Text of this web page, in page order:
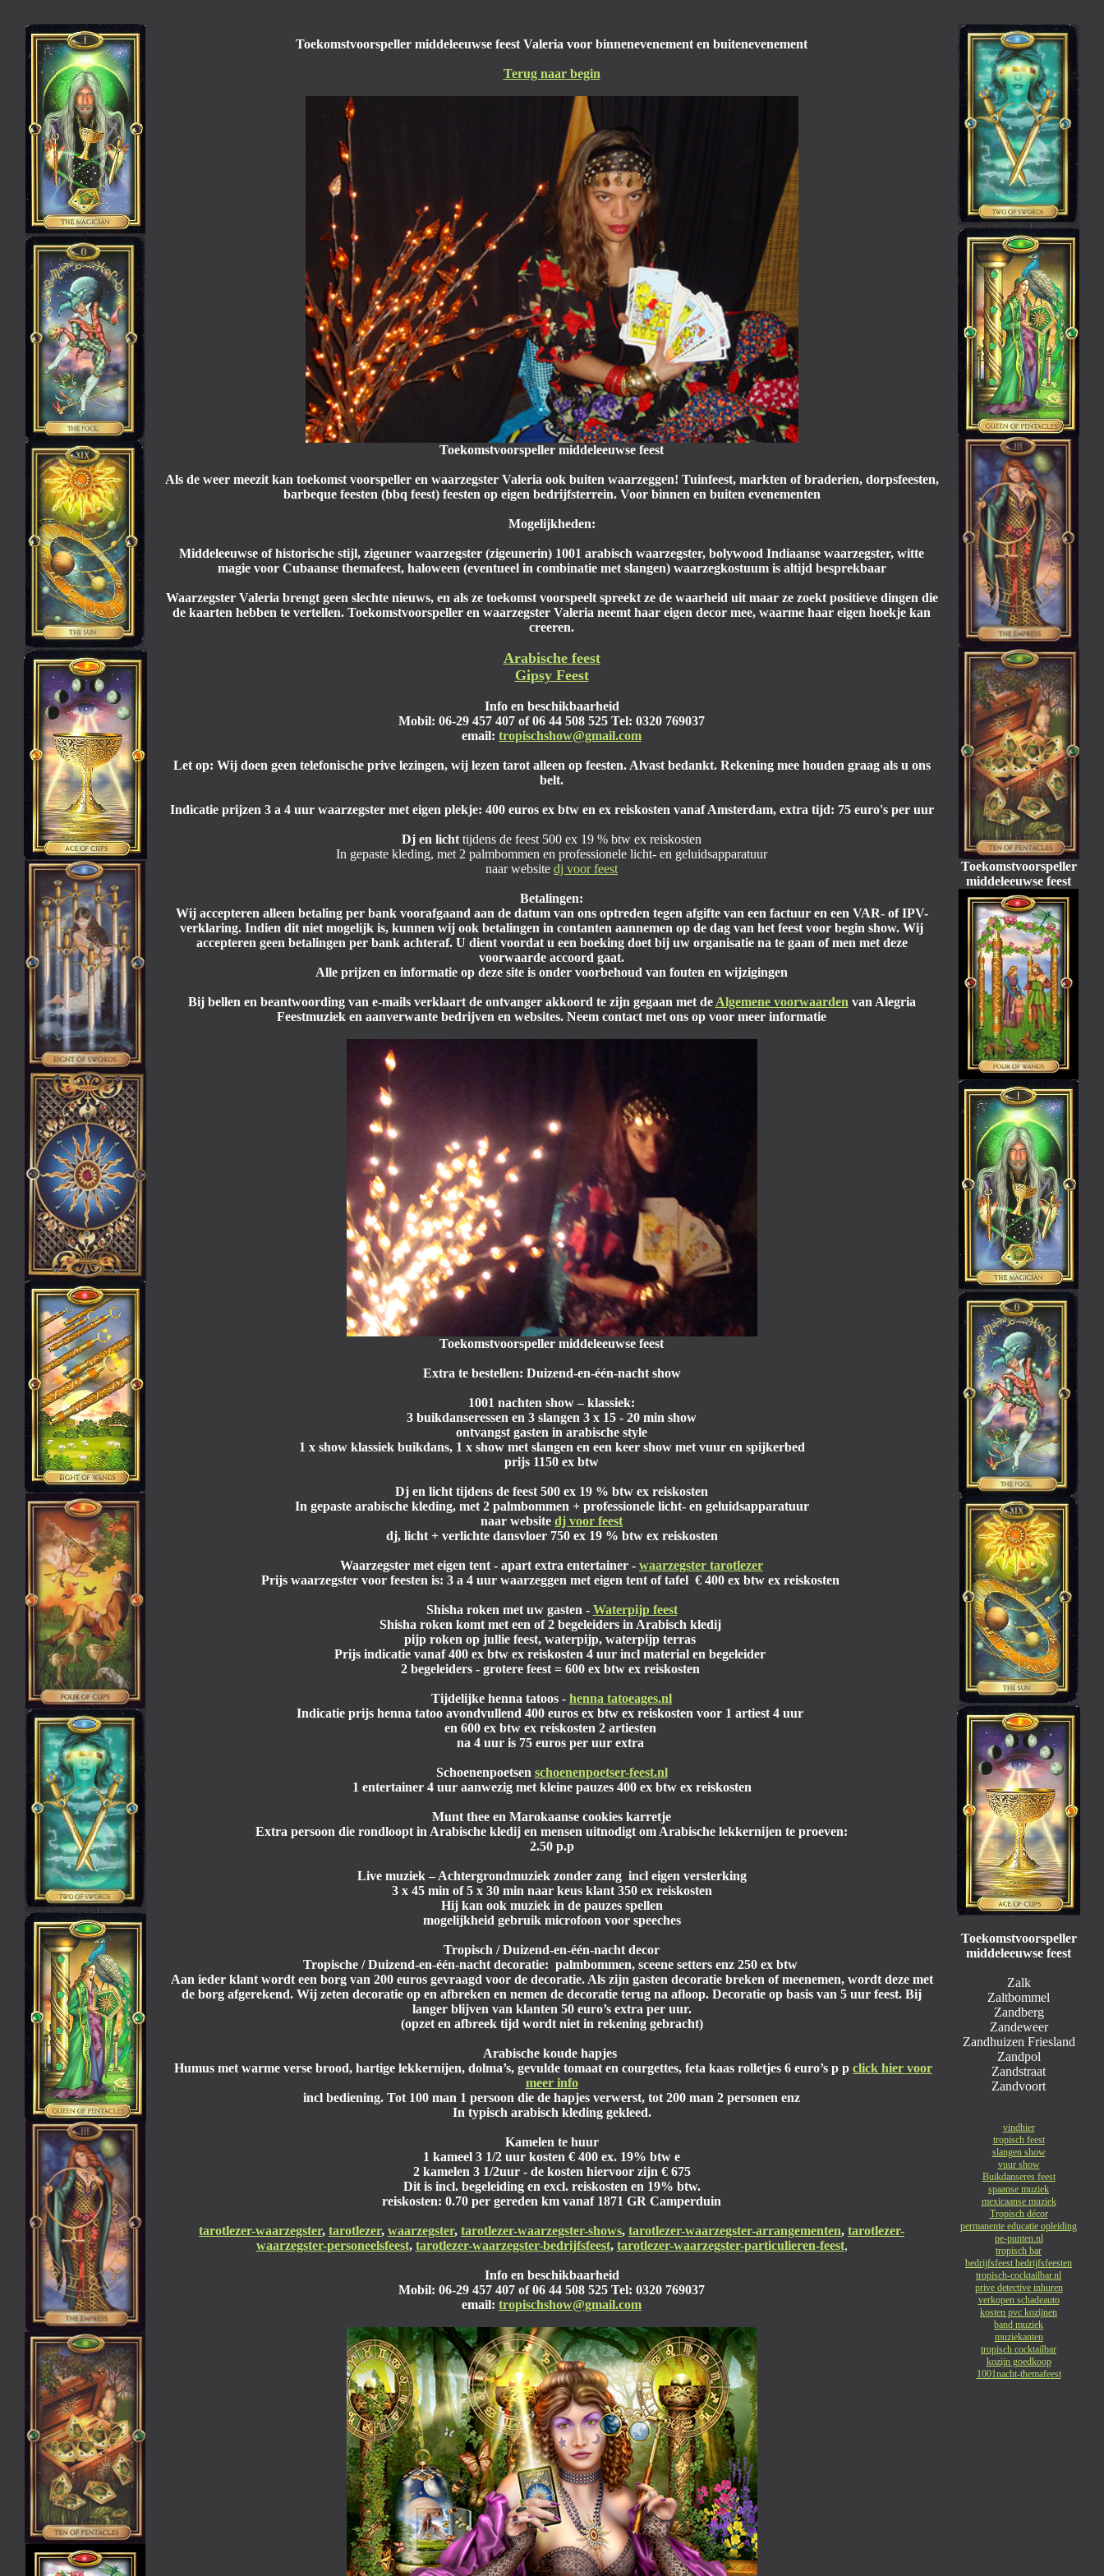
Toekomstvoorspeller middeleeuwse feest Valeria voor binnenevenement en buitenevenement
Terug naar begin
Toekomstvoorspeller middeleeuwse feest
Als de weer meezit kan toekomst voorspeller en waarzegster Valeria ook buiten waarzeggen! Tuinfeest, markten of braderien, dorpsfeesten,
barbeque feesten (bbq feest) feesten op eigen bedrijfsterrein. Voor binnen en buiten evenementen
Mogelijkheden:
Middeleeuwse of historische stijl, zigeuner waarzegster (zigeunerin) 1001 arabisch waarzegster, bolywood Indiaanse waarzegster, witte
magie voor Cubaanse themafeest, haloween (eventueel in combinatie met slangen) waarzegkostuum is altijd besprekbaar
Waarzegster Valeria brengt geen slechte nieuws, en als ze toekomst voorspeelt spreekt ze de waarheid uit maar ze zoekt positieve dingen die
de kaarten hebben te vertellen. Toekomstvoorspeller en waarzegster Valeria neemt haar eigen decor mee, waarme haar eigen hoekje kan
creeren.
Arabische feest
Gipsy Feest
Info en beschikbaarheid
Mobil: 06-29 457 407 of 06 44 508 525 Tel: 0320 769037
email: tropischshow@gmail.com
Let op: Wij doen geen telefonische prive lezingen, wij lezen tarot alleen op feesten. Alvast bedankt. Rekening mee houden graag als u ons
belt.
Indicatie prijzen 3 a 4 uur waarzegster met eigen plekje: 400 euros ex btw en ex reiskosten vanaf Amsterdam, extra tijd: 75 euro's per uur
Dj en licht tijdens de feest 500 ex 19 % btw ex reiskosten
In gepaste kleding, met 2 palmbommen en professionele licht- en geluidsapparatuur
naar website dj voor feest
Betalingen:
Wij accepteren alleen betaling per bank voorafgaand aan de datum van ons optreden tegen afgifte van een factuur en een VAR- of IPV-
verklaring. Indien dit niet mogelijk is, kunnen wij ook betalingen in contanten aannemen op de dag van het feest voor begin show. Wij
accepteren geen betalingen per bank achteraf. U dient voordat u een boeking doet bij uw organisatie na te gaan of men met deze
voorwaarde accoord gaat.
Alle prijzen en informatie op deze site is onder voorbehoud van fouten en wijzigingen
Bij bellen en beantwoording van e-mails verklaart de ontvanger akkoord te zijn gegaan met de Algemene voorwaarden van Alegria
Feestmuziek en aanverwante bedrijven en websites. Neem contact met ons op voor meer informatie
Toekomstvoorspeller middeleeuwse feest
Extra te bestellen: Duizend-en-één-nacht show
1001 nachten show – klassiek:
3 buikdanseressen en 3 slangen 3 x 15 - 20 min show
ontvangst gasten in arabische style
1 x show klassiek buikdans, 1 x show met slangen en een keer show met vuur en spijkerbed
prijs 1150 ex btw
Dj en licht tijdens de feest 500 ex 19 % btw ex reiskosten
In gepaste arabische kleding, met 2 palmbommen + professionele licht- en geluidsapparatuur
naar website dj voor feest
dj, licht + verlichte dansvloer750 ex 19 % btw ex reiskosten
Waarzegster met eigen tent - apart extra entertainer - waarzegster tarotlezer
Prijs waarzegster voor feesten is: 3 a 4 uur waarzeggen met eigen tent of tafel € 400 ex btw ex reiskosten
Shisha roken met uw gasten - Waterpijp feest
Shisha roken komt met een of 2 begeleiders in Arabisch kledij
pijp roken op jullie feest, waterpijp, waterpijp terras
Prijs indicatie vanaf 400 ex btw ex reiskosten 4 uur incl material en begeleider
2 begeleiders - grotere feest = 600 ex btw ex reiskosten
Tijdelijke henna tatoos - henna tatoeages.nl
Indicatie prijs henna tatoo avondvullend 400 euros ex btw ex reiskosten voor 1 artiest 4 uur
en 600 ex btw ex reiskosten 2 artiesten
na 4 uur is 75 euros per uur extra
Schoenenpoetsen schoenenpoetser-feest.nl
1 entertainer 4 uur aanwezig met kleine pauzes 400 ex btw ex reiskosten
Munt thee en Marokaanse cookies karretje
Extra persoon die rondloopt in Arabische kledij en mensen uitnodigt om Arabische lekkernijen te proeven:
2.50 p.p
Live muziek – Achtergrondmuziek zonder zang incl eigen versterking
3 x 45 min of 5 x 30 min naar keus klant 350 ex reiskosten
Hij kan ook muziek in de pauzes spellen
mogelijkheid gebruik microfoon voor speeches
Tropisch / Duizend-en-één-nacht decor
Tropische / Duizend-en-één-nacht decoratie: palmbommen, sceene setters enz 250 ex btw
Aan ieder klant wordt een borg van 200 euros gevraagd voor de decoratie. Als zijn gasten decoratie breken of meenemen, wordt deze met
de borg afgerekend. Wij zeten decoratie op en afbreken en nemen de decoratie terug na afloop. Decoratie op basis van 5 uur feest. Bij
langer blijven van klanten 50 euro’s extra per uur.
(opzet en afbreek tijd wordt niet in rekening gebracht)
Arabische koude hapjes
Humus met warme verse brood, hartige lekkernijen, dolma’s, gevulde tomaat en courgettes, feta kaas rolletjes 6 euro’s p p click hier voor
meer info
incl bediening. Tot 100 man 1 persoon die de hapjes verwerst, tot 200 man 2 personen enz
In typisch arabisch kleding gekleed.
Kamelen te huur
1 kameel 3 1/2 uur kosten € 400 ex. 19% btw e
2 kamelen 3 1/2uur - de kosten hiervoor zijn € 675
Dit is incl. begeleiding en excl. reiskosten en 19% btw.
reiskosten: 0.70 per gereden km vanaf 1871 GR Camperduin
tarotlezer-waarzegster, tarotlezer, waarzegster, tarotlezer-waarzegster-shows, tarotlezer-waarzegster-arrangementen, tarotlezer-
waarzegster-personeelsfeest, tarotlezer-waarzegster-bedrijfsfeest, tarotlezer-waarzegster-particulieren-feest,
Info en beschikbaarheid
Mobil: 06-29 457 407 of 06 44 508 525 Tel: 0320 769037
email: tropischshow@gmail.com
Toekomstvoorspeller
middeleeuwse feest
Toekomstvoorspeller
middeleeuwse feest
Zalk
Zaltbommel
Zandberg
Zandeweer
Zandhuizen Friesland
Zandpol
Zandstraat
Zandvoort
vindhier
tropisch feest
slangen show
vuur show
Buikdanseres feest
spaanse muziek
mexicaanse muziek
Tropisch décor
permanente educatie opleiding
pe-punten.nl
tropisch bar
bedrijfsfeest bedrijfsfeesten
tropisch-cocktailbar.nl
prive detective inhuren
verkopen schadeauto
kosten pvc kozijnen
band muziek
muziekanten
tropisch cocktailbar
kozijn goedkoop
1001nacht-themafeest